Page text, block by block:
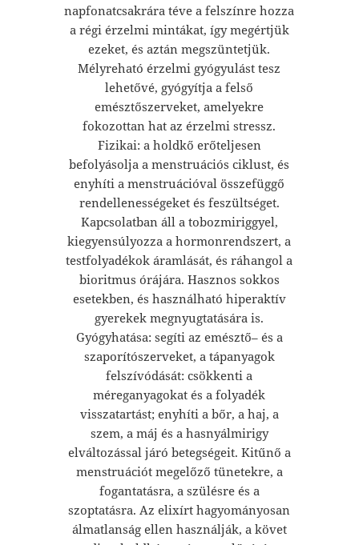
napfonatcsakrára téve a felszínre hozza
a régi érzelmi mintákat, így megértjük
ezeket, és aztán megszüntetjük.
Mélyreható érzelmi gyógyulást tesz
lehetővé, gyógyítja a felső
emésztőszerveket, amelyekre
fokozottan hat az érzelmi stressz.
Fizikai: a holdkő erőteljesen
befolyásolja a menstruációs ciklust, és
enyhíti a menstruációval összefüggő
rendellenességeket és feszültséget.
Kapcsolatban áll a tobozmiriggyel,
kiegyensúlyozza a hormonrendszert, a
testfolyadékok áramlását, és ráhangol a
bioritmus órájára. Hasznos sokkos
esetekben, és használható hiperaktív
gyerekek megnyugtatására is.
Gyógyhatása: segíti az emésztő– és a
szaporítószerveket, a tápanyagok
felszívódását: csökkenti a
méreganyagokat és a folyadék
visszatartást; enyhíti a bőr, a haj, a
szem, a máj és a hasnyálmirigy
elváltozással járó betegségeit. Kitűnő a
menstruációt megelőző tünetekre, a
fogantatásra, a szülésre és a
szoptatásra. Az elixírt hagyományosan
álmatlanság ellen használják, a követ